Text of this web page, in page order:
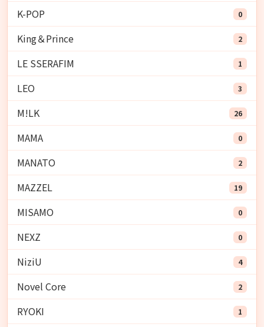
K-POP 0
King＆Prince 2
LE SSERAFIM 1
LEO 3
M!LK 26
MAMA 0
MANATO 2
MAZZEL 19
MISAMO 0
NEXZ 0
NiziU 4
Novel Core 2
RYOKI 1